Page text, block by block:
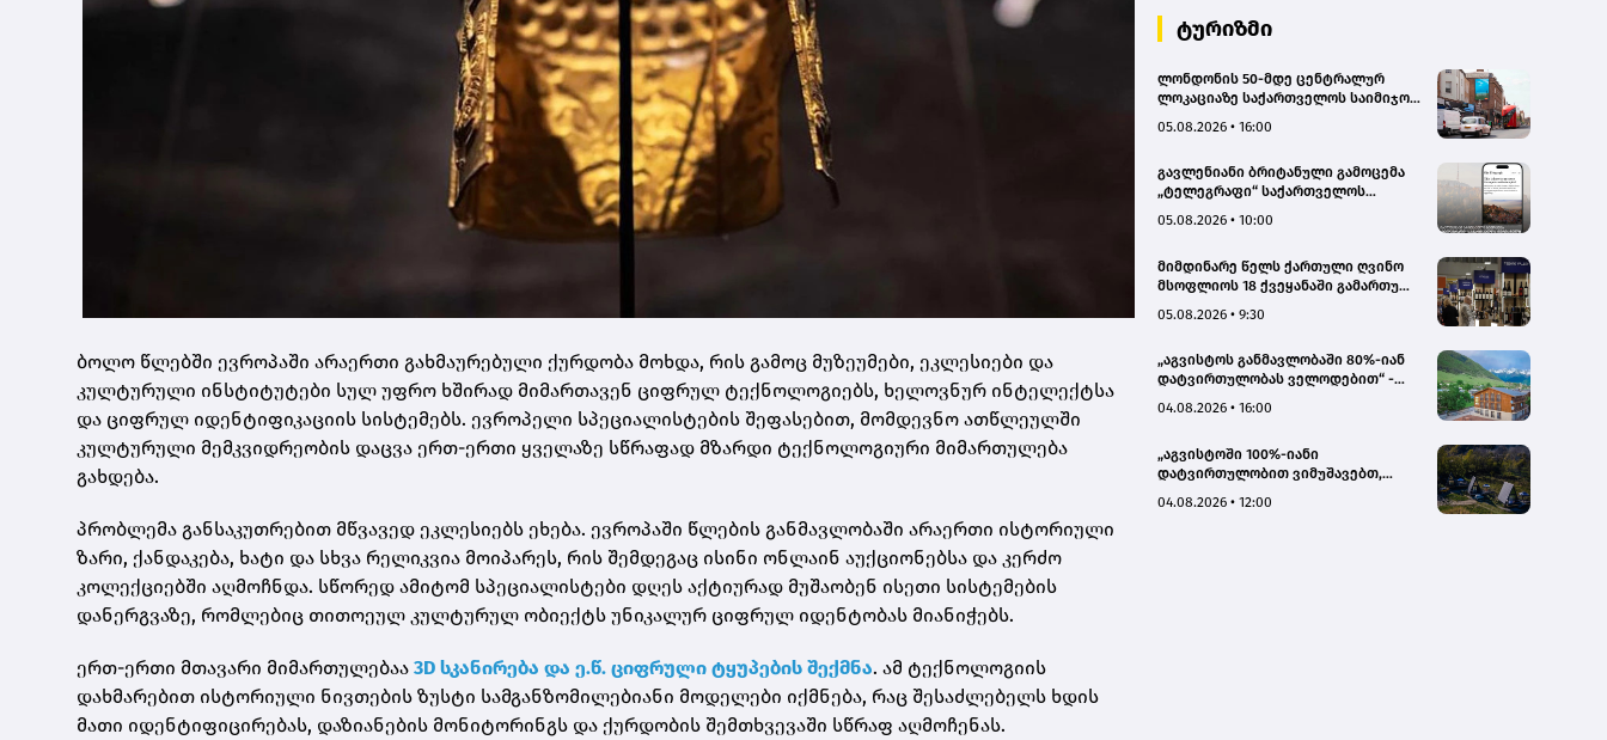
ბოლო წლებში ევროპაში არაერთი გახმაურებული ქურდობა მოხდა, რის გამოც მუზეუმები, ეკლესიები და
კულტურული ინსტიტუტები სულ უფრო ხშირად მიმართავენ ციფრულ ტექნოლოგიებს, ხელოვნურ ინტელექტსა
და ციფრულ იდენტიფიკაციის სისტემებს. ევროპელი სპეციალისტების შეფასებით, მომდევნო ათწლეულში
კულტურული მემკვიდრეობის დაცვა ერთ-ერთი ყველაზე სწრაფად მზარდი ტექნოლოგიური მიმართულება
გახდება.
პრობლემა განსაკუთრებით მწვავედ ეკლესიებს ეხება. ევროპაში წლების განმავლობაში არაერთი ისტორიული
ზარი, ქანდაკება, ხატი და სხვა რელიკვია მოიპარეს, რის შემდეგაც ისინი ონლაინ აუქციონებსა და კერძო
კოლექციებში აღმოჩნდა. სწორედ ამიტომ სპეციალისტები დღეს აქტიურად მუშაობენ ისეთი სისტემების
დანერგვაზე, რომლებიც თითოეულ კულტურულ ობიექტს უნიკალურ ციფრულ იდენტობას მიანიჭებს.
ერთ-ერთი მთავარი მიმართულებაა 3D სკანირება და ე.წ. ციფრული ტყუპების შექმნა. ამ ტექნოლოგიის
დახმარებით ისტორიული ნივთების ზუსტი სამგანზომილებიანი მოდელები იქმნება, რაც შესაძლებელს ხდის
მათი იდენტიფიცირებას, დაზიანების მონიტორინგს და ქურდობის შემთხვევაში სწრაფ აღმოჩენას.
ტურიზმი
ლონდონის 50-მდე ცენტრალურ
ლოკაციაზე საქართველოს საიმიჯო
05.08.2026 • 16:00
გავლენიანი ბრიტანული გამოცემა
„ტელეგრაფი“ საქართველოს
სტატიების ციკლს აქვეყნებს
05.08.2026 • 10:00
მიმდინარე წელს ქართული ღვინო
მსოფლიოს 18 ქვეყანაში გამართულ
წარმოდგენილი
05.08.2026 • 9:30
„აგვისტოს განმავლობაში 80%-იან
დატვირთულობას ველოდებით“ -
04.08.2026 • 16:00
„აგვისტოში 100%-იანი
დატვირთულობით ვიმუშავებთ,
სექტემბერშიც ნარჩუნდება“ - HAERI
04.08.2026 • 12:00